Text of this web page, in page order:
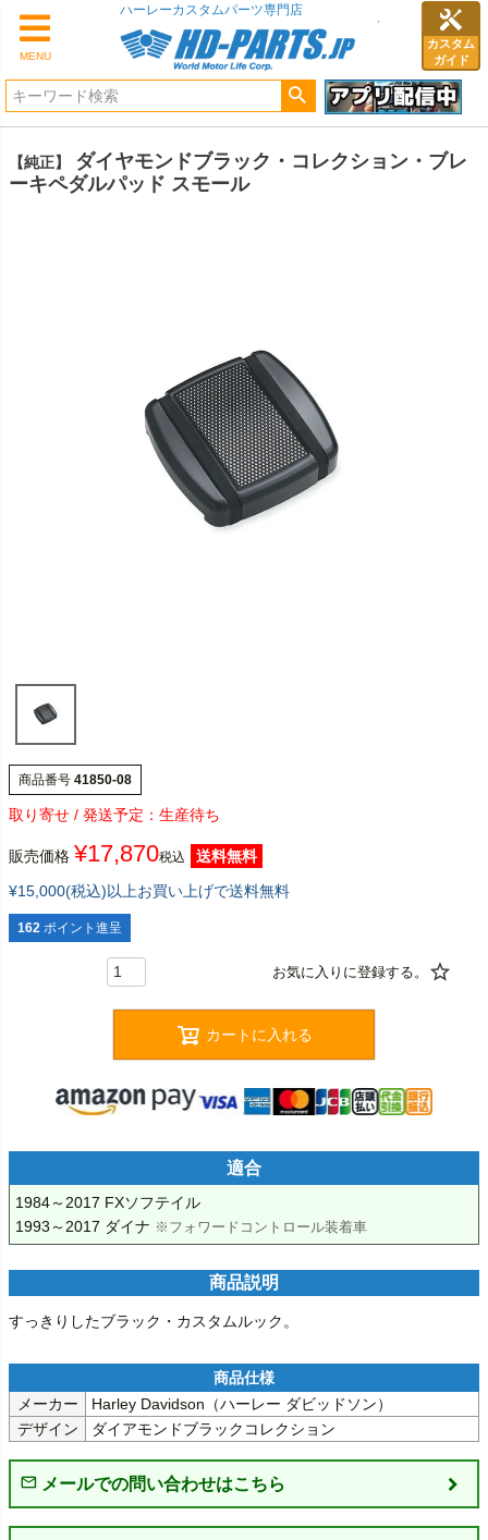
MENU
カスタム
ガイド
ハーレーカスタムパーツ専門店
【純正】
ダイヤモンドブラック・コレクション・ブレ
ーキペダルパッド スモール
商品番号 41850-08
生産待ち
販売価格 ¥17,870税込
送料無料
¥15,000(税込)以上お買い上げで送料無料
162 ポイント進呈
カートに入れる
適合
1984～2017 FXソフテイル
1993～2017 ダイナ ※フォワードコントロール装着車
商品説明
すっきりしたブラック・カスタムルック。
メーカー
Harley Davidson（ハーレー ダビッドソン）
デザイン
ダイアモンドブラックコレクション